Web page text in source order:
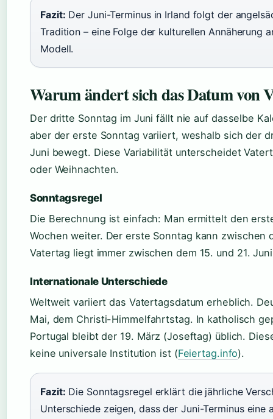
Fazit: Der Juni-Terminus in Irland folgt der
Tradition – eine Folge der kulturellen Annäherung
Modell.
Warum ändert sich das Datum von
Der dritte Sonntag im Juni fällt nie auf dasselbe
aber der erste Sonntag variiert, weshalb sich der
Juni bewegt. Diese Variabilität unterscheidet
oder Weihnachten.
Sonntagsregel
Die Berechnung ist einfach: Man ermittelt den
Wochen weiter. Der erste Sonntag kann zwischen
Vatertag liegt immer zwischen dem 15. und 21.
Internationale Unterschiede
Weltweit variiert das Vatertagsdatum erheblich.
Mai, dem Christi-Himmelfahrtstag. In katholisch
Portugal bleibt der 19. März (Joseftag) üblich.
keine universale Institution ist (Feiertag.info).
Fazit: Die Sonntagsregel erklärt die jährliche
Unterschiede zeigen, dass der Juni-Terminus eine